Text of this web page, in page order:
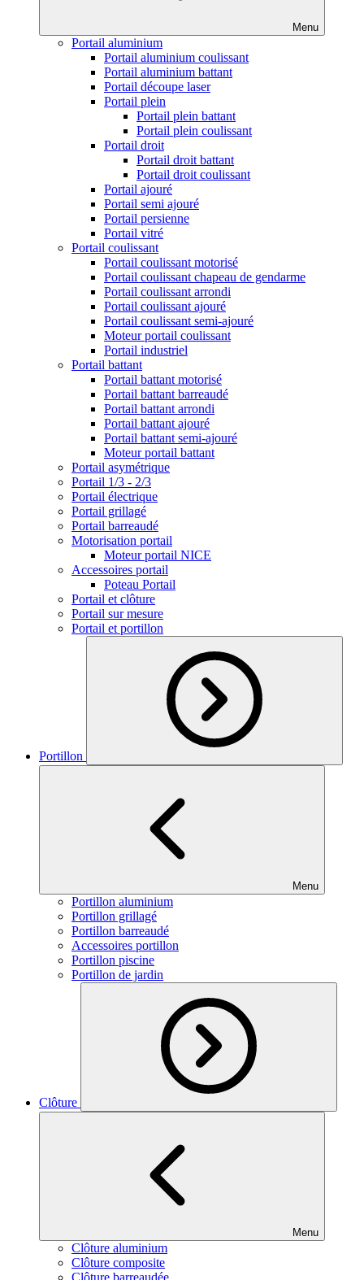
Menu
Portail aluminium
Portail aluminium coulissant
Portail aluminium battant
Portail découpe laser
Portail plein
Portail plein battant
Portail plein coulissant
Portail droit
Portail droit battant
Portail droit coulissant
Portail ajouré
Portail semi ajouré
Portail persienne
Portail vitré
Portail coulissant
Portail coulissant motorisé
Portail coulissant chapeau de gendarme
Portail coulissant arrondi
Portail coulissant ajouré
Portail coulissant semi-ajouré
Moteur portail coulissant
Portail industriel
Portail battant
Portail battant motorisé
Portail battant barreaudé
Portail battant arrondi
Portail battant ajouré
Portail battant semi-ajouré
Moteur portail battant
Portail asymétrique
Portail 1/3 - 2/3
Portail électrique
Portail grillagé
Portail barreaudé
Motorisation portail
Moteur portail NICE
Accessoires portail
Poteau Portail
Portail et clôture
Portail sur mesure
Portail et portillon
Portillon
Menu
Portillon aluminium
Portillon grillagé
Portillon barreaudé
Accessoires portillon
Portillon piscine
Portillon de jardin
Clôture
Menu
Clôture aluminium
Clôture composite
Clôture barreaudée